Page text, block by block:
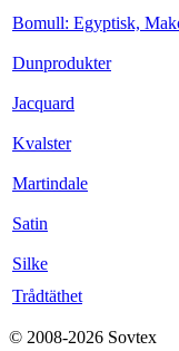
Bomull: Egyptisk,
Dunprodukter
Jacquard
Kvalster
Martindale
Satin
Silke
Trådtäthet
© 2008-2026 Sovtex